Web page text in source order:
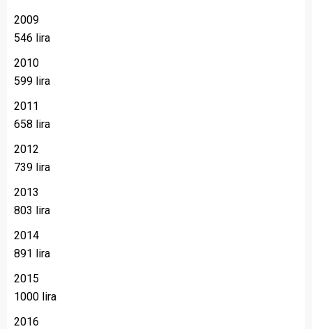
2009
546 lira
2010
599 lira
2011
658 lira
2012
739 lira
2013
803 lira
2014
891 lira
2015
1000 lira
2016